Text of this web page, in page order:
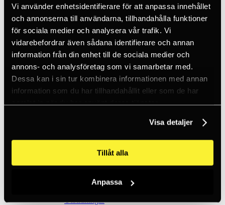
Vi använder enhetsidentifierare för att anpassa innehållet
och annonserna till användarna, tillhandahålla funktioner
för sociala medier och analysera vår trafik. Vi
vidarebefordrar även sådana identifierare och annan
information från din enhet till de sociala medier och
annons- och analysföretag som vi samarbetar med.
Dessa kan i sin tur kombinera informationen med annan
information som du har tillhandahållit eller som de har
samlat in när du har använt deras tjänster.
Visa detaljer
Tillåt alla
Anpassa
Klätterhjälmar
Klätterpaket
Klätterselar
Krita
Lampor
Positioneringsslingor
Quickdraws
Rep
Repbromsar
Ficklampor
Mikrolampor
C2 Tactical
Utbildningar